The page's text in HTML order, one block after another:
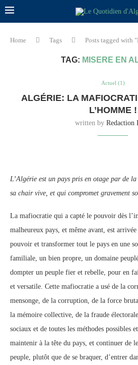
Home Tags Posts tagged with
TAG: MISERE EN
Actuel (1)
ALGÉRIE: LA
L’HOMME !
written by Redaction
L’Algérie est un pays pris en otage par de
sa chair vive, et qui compromet gravement
La mafiocratie qui a capté le pouvoir dès
malheureux pays, et même avant, est
pouvoir et transformer tout le pays en une
familiale, un bien propre, un domaine
dompter un peuple fier et rebelle, pour en
et versatile. Cette mafiocratie a usé de la
mensonge, de la corruption, de la force
la mémoire collective, de la fraude
sociaux et de toutes les méthodes possibles
maintenir à la tête du pays, et continuer de
peuple, plutôt que de se braquer, d’entrer